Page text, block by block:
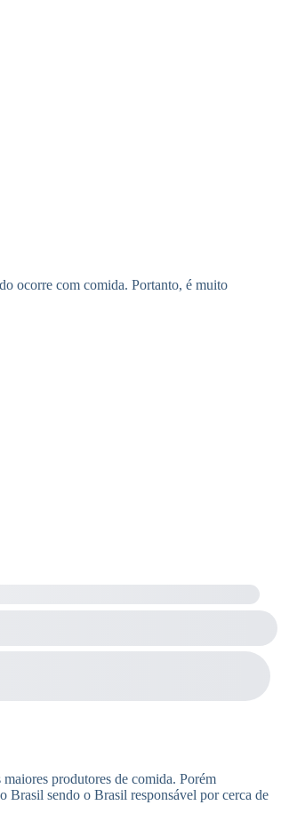
ocorre com comida. Portanto, é muito
produtores de comida. Porém
Brasil sendo o Brasil responsável por cerca de